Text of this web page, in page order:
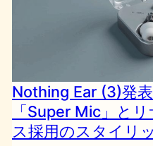
Nothing Ear (3)発
「Super Mic」と
ス採用のスタイリ